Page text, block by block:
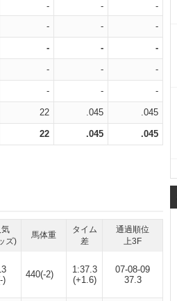
- -
-
- - -
- - -
- - -
- - -
22 .045 .045
22 .045 .045
気
ズ)
馬体重
タイム
差
通過順位
上3F
)
440(-2)
1:37.3
(+1.6)
07-08-09
37.3